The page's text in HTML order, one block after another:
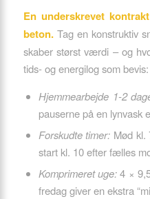
En underskrevet
beton.Tag en konstruktiv
skaber størst værdi – og
tids- og energilog som bevis:
Hjemmearbejde 1-2
pauserne på en lynvask
Forskudte timer: Mød kl.
start kl. 10 efter fælles
Komprimeret uge:4 ×
fredag giver en ekstra